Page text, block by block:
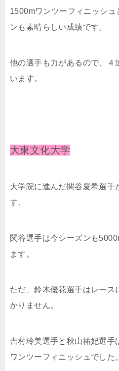
1500mワンツーフィニッシ
ンも素晴らしい成績です。
他の選手も力があるので、４
います。
大東文化大学
大学院に進んだ関谷夏希選手
す。
関谷選手は今シーズンも
ます。
ただ、鈴木優花選手はレース
かりません。
吉村玲美選手と秋山祐妃選手
ワンツーフィニッシュでした。